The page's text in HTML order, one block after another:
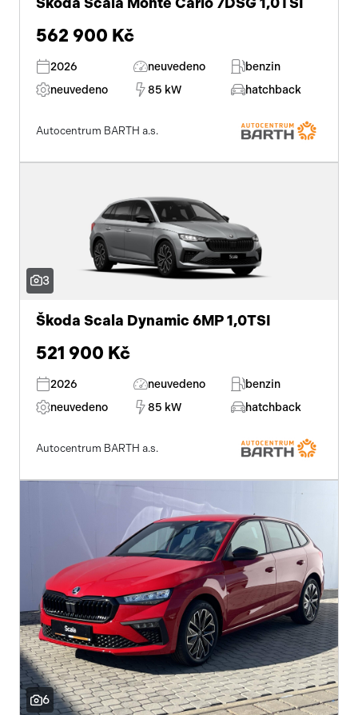
562 900 Kč
2026 neuvedeno
benzin
neuvedeno
85 kW hatchback
Autocentrum BARTH a.s.
3
Škoda Scala Dynamic 6MP 1,0TSI
521 900 Kč
2026 neuvedeno
benzin
neuvedeno
85 kW hatchback
Autocentrum BARTH a.s.
6